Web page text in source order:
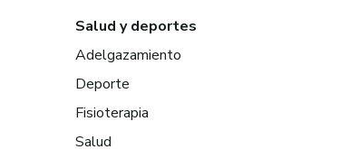
Salud y deportes
Adelgazamiento
Deporte
Fisioterapia
Salud